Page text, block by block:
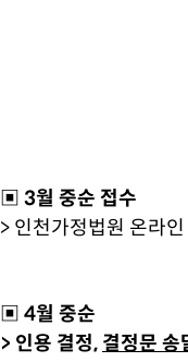
▣ 3월 중순 접수
> 인천가정법원 온라
▣ 4월 중순
> 인용 결정, 결정문 송